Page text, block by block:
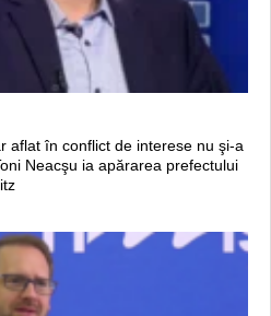
aflat în conflict de interese nu şi-a
Neacşu ia apărarea prefectului